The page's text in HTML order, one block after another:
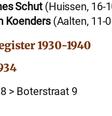
Schut(Huissen, 16-
Koenders(Aalten, 11-
1930-1940
> Boterstraat 9